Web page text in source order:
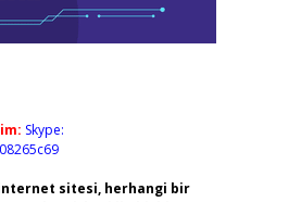
Skype:
sitesi, herhangi bir